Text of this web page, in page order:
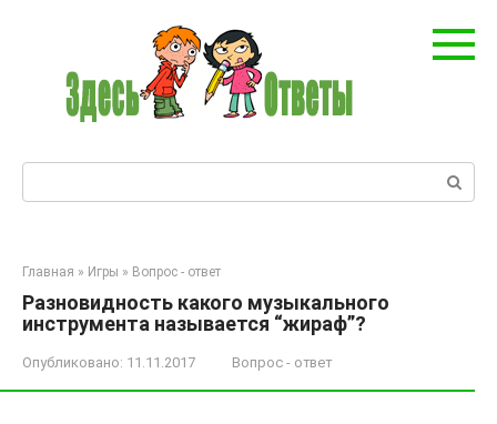
Поиск:
Главная » Игры » Вопрос - ответ
Разновидность какого музыкального
инструмента называется “жираф”?
Опубликовано: 11.11.2017 Вопрос - ответ